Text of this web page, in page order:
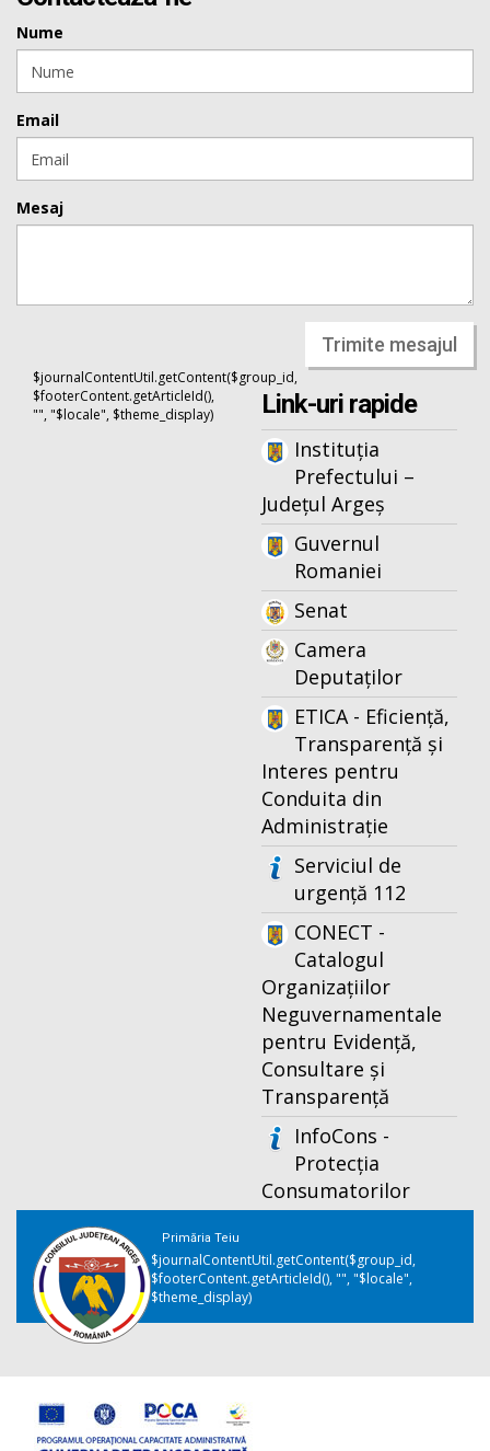
Nume
Email
Mesaj
Trimite mesajul
$journalContentUtil.getContent($group_id,
$footerContent.getArticleId(),
"", "$locale", $theme_display)
Link-uri rapide
Instituția
Prefectului –
Județul Argeș
Guvernul
Romaniei
Senat
Camera
Deputaților
ETICA - Eficiență,
Transparență și
Interes pentru
Conduita din
Administrație
Serviciul de
urgență 112
CONECT -
Catalogul
Organizațiilor
Neguvernamentale
pentru Evidență,
Consultare și
Transparență
InfoCons -
Protecția
Consumatorilor
Primăria Teiu
$journalContentUtil.getContent($group_id,
$footerContent.getArticleId(), "", "$locale",
$theme_display)